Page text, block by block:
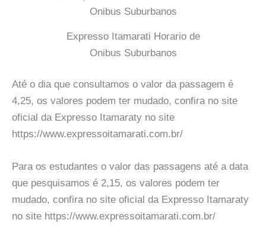
Expresso Itamarati Horario de
Onibus Suburbanos
Até o dia que consultamos o valor da passagem é
4,25, os valores podem ter mudado, confira no site
oficial da Expresso Itamaraty no site
https://www.expressoitamarati.com.br/
Para os estudantes o valor das passagens até a data
que pesquisamos é 2,15, os valores podem ter
mudado, confira no site oficial da Expresso Itamaraty
no site https://www.expressoitamarati.com.br/